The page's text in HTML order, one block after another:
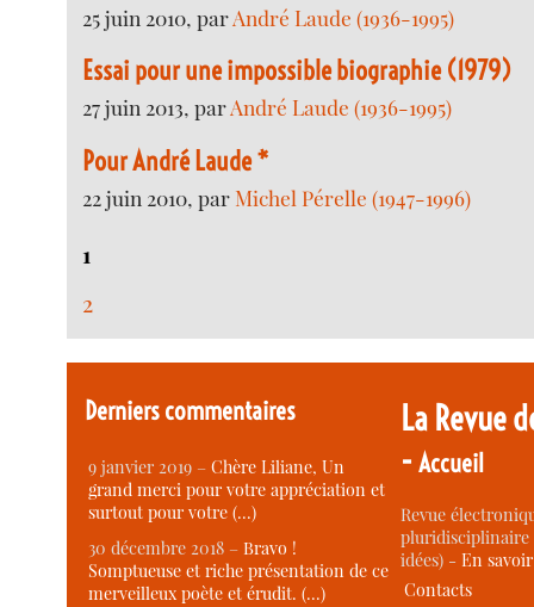
25 juin 2010, parAndré Laude (1936-1995)
Essai pour une impossible biographie (1979)
27 juin 2013, parAndré Laude (1936-1995)
Pour André Laude *
22 juin 2010, parMichel Pérelle (1947-1996)
1
2
Derniers commentaires
9 janvier 2019 –Chère Liliane, Un
grand merci pour votre appréciation et
surtout pour votre (…)
30 décembre 2018 –Bravo !
Somptueuse et riche présentation de ce
merveilleux poète et érudit. (…)
La Revue
-Accueil
Revue
idées) -En
Contacts